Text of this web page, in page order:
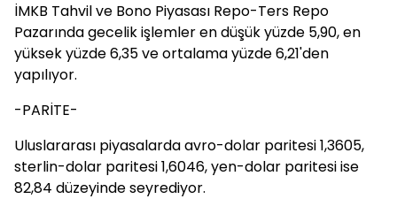
İMKB Tahvil ve Bono Piyasası Repo-Ters Repo
Pazarında gecelik işlemler en düşük yüzde 5,90, en
yüksek yüzde 6,35 ve ortalama yüzde 6,21'den
yapılıyor.
-PARİTE-
Uluslararası piyasalarda avro-dolar paritesi 1,3605,
sterlin-dolar paritesi 1,6046, yen-dolar paritesi ise
82,84 düzeyinde seyrediyor.